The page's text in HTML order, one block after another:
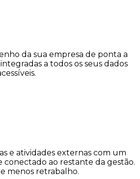
da sua empresa de ponta a
a todos os seus dados
e atividades externas com um
ao restante da gestão.
menos retrabalho.